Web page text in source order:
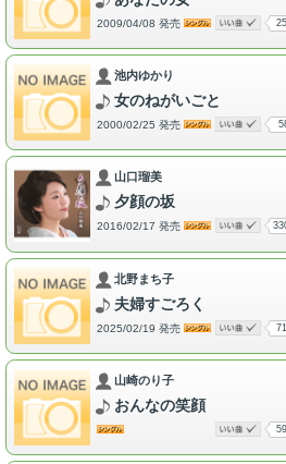
2009/04/08 発売
池内ゆかり
女のねがいごと
2000/02/25 発売
山口瑠美
夕顔の坂
2016/02/17 発売
北野まち子
夫婦すごろく
2025/02/19 発売
山崎のり子
おんなの笑顔